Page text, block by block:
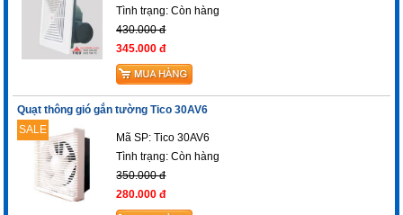
Tình trạng:Còn hàng
430.000 đ
345.000 đ
Quạt thông gió gắn tường Tico 30AV6
SALE
Mã SP: Tico 30AV6
Tình trạng:Còn hàng
350.000 đ
280.000 đ